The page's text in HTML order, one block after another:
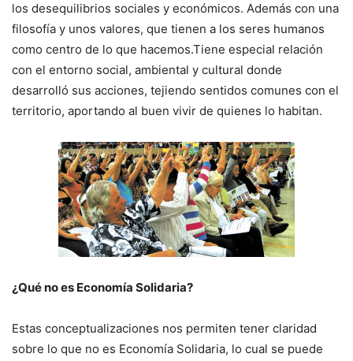
los desequilibrios sociales y económicos. Además con una
filosofía y unos valores, que tienen a los seres humanos
como centro de lo que hacemos.Tiene especial relación
con el entorno social, ambiental y cultural donde
desarrolló sus acciones, tejiendo sentidos comunes con el
territorio, aportando al buen vivir de quienes lo habitan.
¿Qué no es Economía Solidaria?
Estas conceptualizaciones nos permiten tener claridad
sobre lo que no es Economía Solidaria, lo cual se puede